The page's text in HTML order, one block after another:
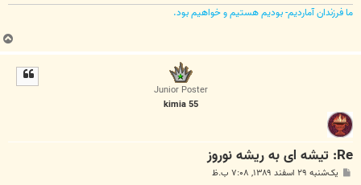
ما فرزندان آماردیم- بودیم هستیم و خواهیم بود.
ب
ا
Junior Poster
kimia 55
Re: تیشه ای به ریشه نوروز
پ یک‌شنبه ۲۹ اسفند ۱۳۸۹, ۷:۰۸ ب.ظ